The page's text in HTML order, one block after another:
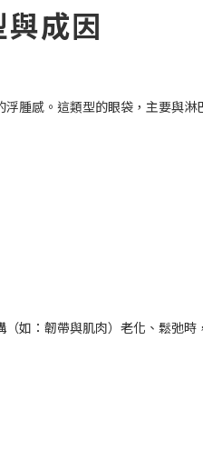
成因
腫感。這類型的眼袋，主要與淋
如：韌帶與肌肉）老化、鬆弛